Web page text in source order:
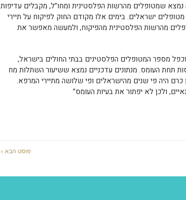
נמצא שמטופלים מהרשות הפלסטינית ומחו”ל, מקבלים עדיפות
ישראלים. בימים אלו מקודם החוק לפיקוח על תיירי
מהרשות הפלסטינית מהפיקוח, ולמעשה מאפשר את
מספר המטופלים הפלסטינים בבתי החולים בישראל,
תחת העומס. מנתונים עדכניים נמצא ששיעור השתלות מח
היה פי שנים מהישראלים ופי שלושה מתיירי המרפא.
ולכן לא יפתור את בעיות העומס”
פוסט הבא »